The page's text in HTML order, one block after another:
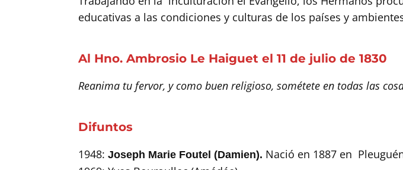
educativas a las condiciones y culturas de los países y
Al Hno. Ambrosio Le Haiguet el 11 de julio de 1830
Reanima tu fervor, y como buen religioso, sométete en todas las
Difuntos
1948: Joseph Marie Foutel (Damien). Nació en 1887 en